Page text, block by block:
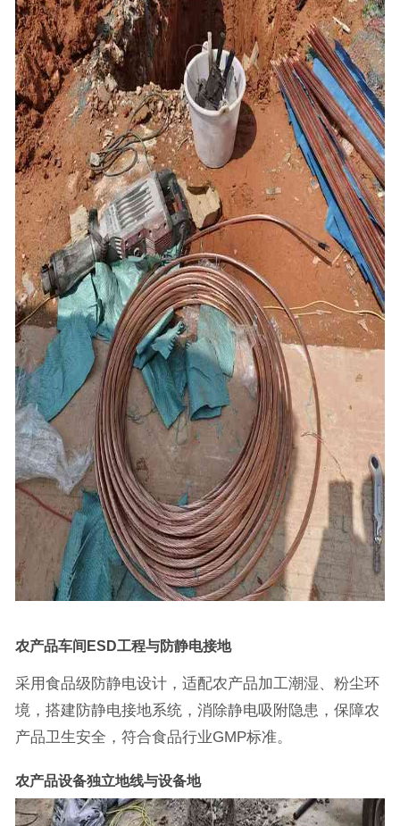
农产品车间ESD工程与防静电接地
采用食品级防静电设计，适配农产品加工潮湿、粉尘环
境，搭建防静电接地系统，消除静电吸附隐患，保障农
产品卫生安全，符合食品行业GMP标准。
农产品设备独立地线与设备地